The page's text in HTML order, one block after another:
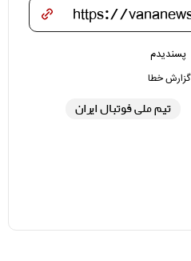
پسندیدم
گزارش خطا
تیم ملی فوتبال ایران